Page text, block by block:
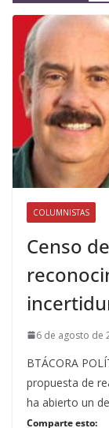
COLUMNISTAS
Censo
6 de agosto de
BTÁCORA
propuesta de
ha abierto un
Comparte esto: